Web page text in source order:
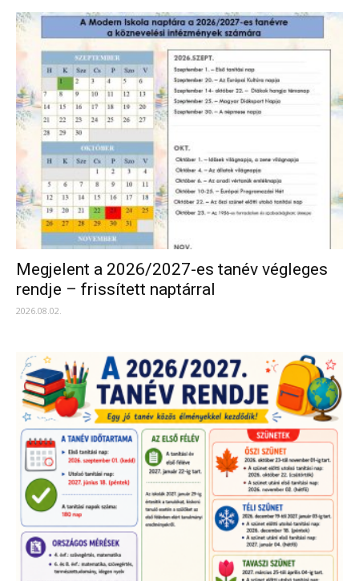
Megjelent a 2026/2027-es tanév végleges
rendje – frissített naptárral
2026.08.02.